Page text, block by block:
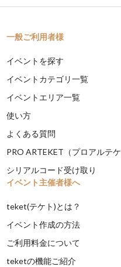
一般ご利用者様
イベントを探す
イベントカテゴリ一覧
イベントエリア一覧
使い方
よくある質問
PRO ARTEKET（プロアルテケ
シリアルコード受け取り
イベント主催者様へ
teket(テケト)とは？
イベント作成の方法
ご利用料金について
teketの機能ご紹介